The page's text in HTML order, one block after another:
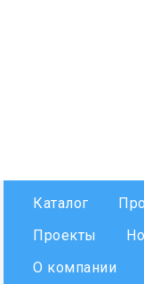
Каталог
Проекты
О компании